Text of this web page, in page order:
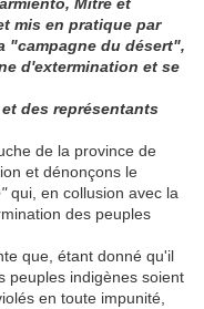
mis en pratique par
"campagne du désert",
d'extermination et se
des représentants
de la province de
et dénonçons le
qui, en collusion avec la
des peuples
que, étant donné qu'il
peuples indigènes soient
en toute impunité,